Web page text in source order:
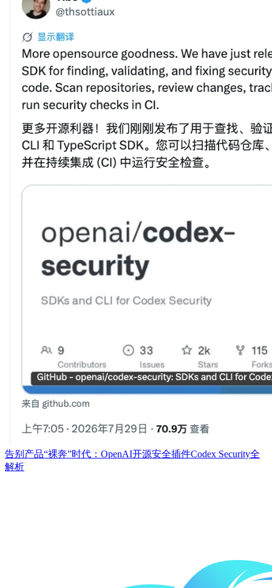
告别产品“裸奔”时代：OpenAI开源安全插件Codex Security全
解析